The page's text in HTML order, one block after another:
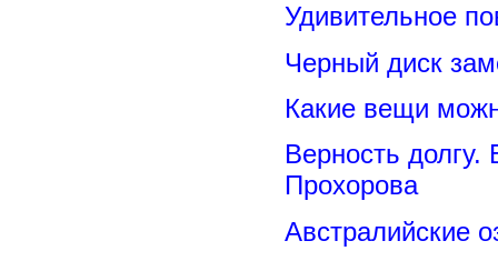
Удивительное
Черный диск
Какие вещи
Верность
Прохорова
Австралийские